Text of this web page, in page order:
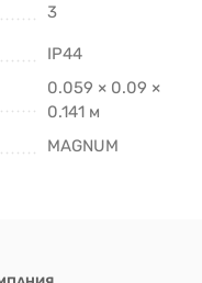
3
IP44
0.059 × 0.09 ×
0.141 м
MAGNUM